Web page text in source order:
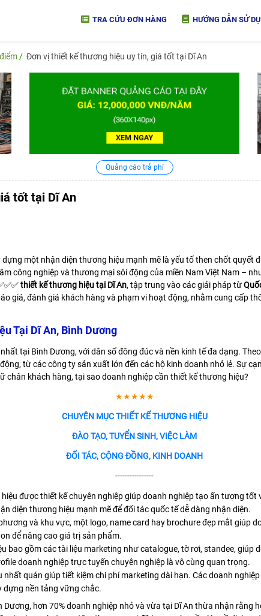
TRA CỨU ĐƠN HÀNG HƯỚNG DẪN SỬ
Đơn vị thiết kế thương hiệu uy tín, giá tốt tại Dĩ An
Quảng cáo trả phí
tốt tại Dĩ An
một nhận diện thương hiệu mạnh mẽ là yếu tố then chốt quyết
công nghiệp và thương mại sôi động của miền Nam Việt Nam –
thiết kế thương hiệu tại Dĩ An, tập trung vào các giải pháp từ
giá, đánh giá khách hàng và phạm vi hoạt động, nhằm cung cấp
Tại Dĩ An, Bình Dương
tại Bình Dương, với dân số đông đúc và nền kinh tế đa dạng.
từ các công ty sản xuất lớn đến các hộ kinh doanh nhỏ lẻ. Sự
khách hàng, tại sao doanh nghiệp cần thiết kế thương hiệu?
★★★★★
CHUYÊN MỤC THIẾT KẾ THƯƠNG HIỆU
ĐÀO TẠO, TUYỂN SINH, VIỆC LÀM
ĐỐI TÁC, CỘNG ĐỒNG, KINH DOANH
----------------
được thiết kế chuyên nghiệp giúp doanh nghiệp tạo ấn tượng tốt
diện thương hiệu mạnh mẽ để đối tác quốc tế dễ dàng nhận diện.
và khu vực, một logo, name card hay brochure đẹp mắt giúp
để nâng cao giá trị sản phẩm.
bao gồm các tài liệu marketing như catalogue, tờ rơi, standee, giúp
doanh nghiệp trực tuyến chuyên nghiệp là vô cùng quan trọng.
nhất quán giúp tiết kiệm chi phí marketing dài hạn. Các doanh
dựng nền tảng vững chắc.
hơn 70% doanh nghiệp nhỏ và vừa tại Dĩ An thừa nhận rằng